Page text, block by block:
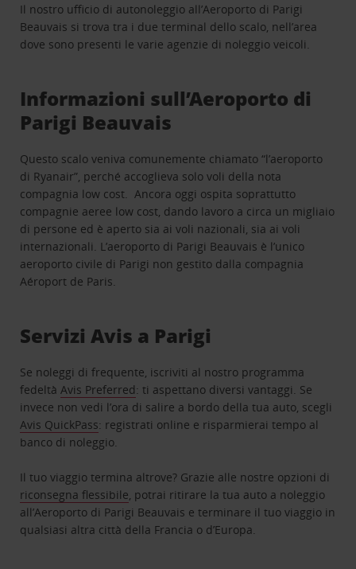
Il nostro ufficio di autonoleggio all’Aeroporto di Parigi
Beauvais si trova tra i due terminal dello scalo, nell’area
dove sono presenti le varie agenzie di noleggio veicoli.
Informazioni sull’Aeroporto di
Parigi Beauvais
Questo scalo veniva comunemente chiamato “l’aeroporto
di Ryanair”, perché accoglieva solo voli della nota
compagnia low cost. Ancora oggi ospita soprattutto
compagnie aeree low cost, dando lavoro a circa un migliaio
di persone ed è aperto sia ai voli nazionali, sia ai voli
internazionali. L’aeroporto di Parigi Beauvais è l’unico
aeroporto civile di Parigi non gestito dalla compagnia
Aéroport de Paris.
Servizi Avis a Parigi
Se noleggi di frequente, iscriviti al nostro programma
fedeltà Avis Preferred: ti aspettano diversi vantaggi. Se
invece non vedi l’ora di salire a bordo della tua auto, scegli
Avis QuickPass: registrati online e risparmierai tempo al
banco di noleggio.
Il tuo viaggio termina altrove? Grazie alle nostre opzioni di
riconsegna flessibile , potrai ritirare la tua auto a noleggio
all’Aeroporto di Parigi Beauvais e terminare il tuo viaggio in
qualsiasi altra città della Francia o d’Europa.